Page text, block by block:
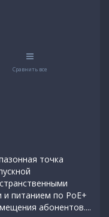
Сравнить все
точка
питанием по PoE+
абонентов....